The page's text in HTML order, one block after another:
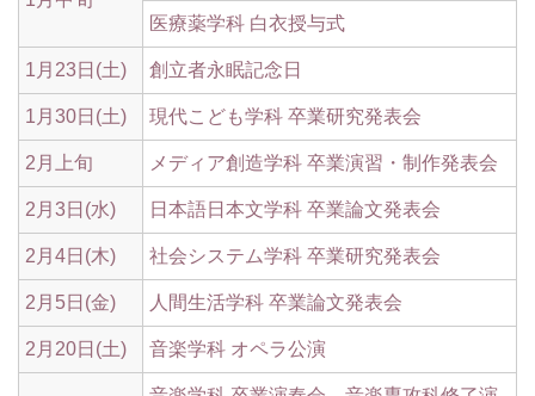
医療薬学科 白衣授与式
1月23日(土) 創立者永眠記念日
1月30日(土) 現代こども学科 卒業研究発表会
2月上旬 メディア創造学科 卒業演習・制作発表会
2月3日(水) 日本語日本文学科 卒業論文発表会
2月4日(木) 社会システム学科 卒業研究発表会
2月5日(金) 人間生活学科 卒業論文発表会
2月20日(土) 音楽学科 オペラ公演